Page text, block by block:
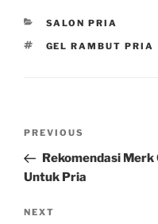
CATEGORIES
SALON PRIA
TAGS
GEL RAMBUT PRIA
Previous
Post
PREVIOUS
Rekomendasi
Untuk Pria
Next
NEXT